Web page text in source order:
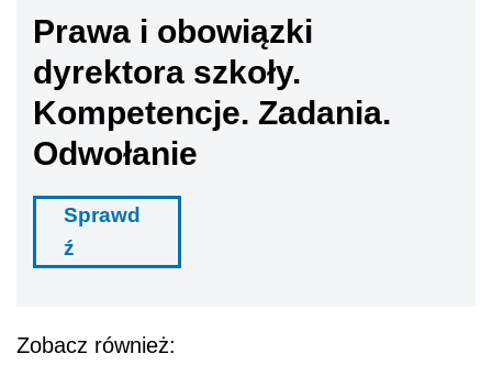
Prawa i obowiązki
dyrektora szkoły.
Kompetencje. Zadania.
Odwołanie
Sprawd
ź
Zobacz również: